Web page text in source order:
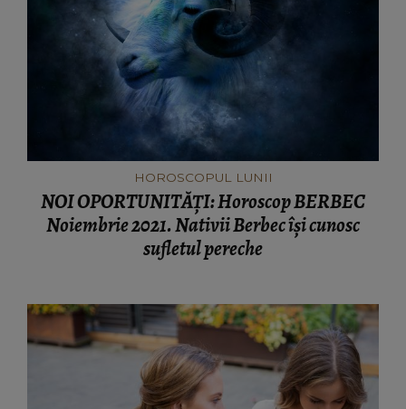
HOROSCOPUL LUNII
NOI OPORTUNITĂȚI: Horoscop BERBEC
Noiembrie 2021. Nativii Berbec își cunosc
sufletul pereche